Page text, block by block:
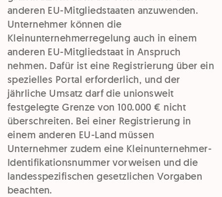
anderen EU-Mitgliedstaaten anzuwenden.
Unternehmer können die
Kleinunternehmerregelung auch in einem
anderen EU-Mitgliedstaat in Anspruch
nehmen. Dafür ist eine Registrierung über ein
spezielles Portal erforderlich, und der
jährliche Umsatz darf die unionsweit
festgelegte Grenze von 100.000 € nicht
überschreiten. Bei einer Registrierung in
einem anderen EU-Land müssen
Unternehmer zudem eine Kleinunternehmer-
Identifikationsnummer vorweisen und die
landesspezifischen gesetzlichen Vorgaben
beachten.